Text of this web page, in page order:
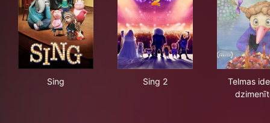
Sing Sing 2
Telmas